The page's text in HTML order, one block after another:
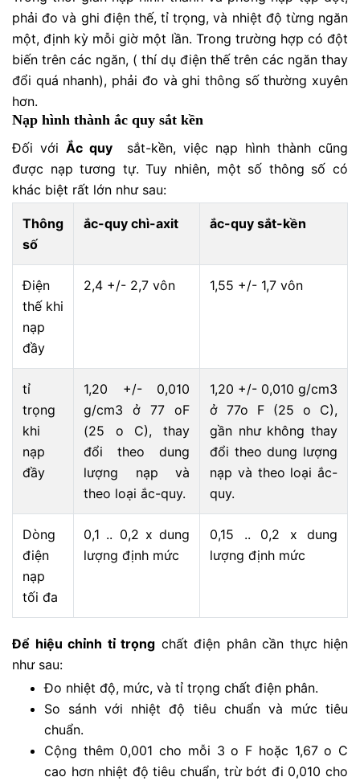
phải đo và ghi điện thế, tỉ trọng, và nhiệt độ từng ngăn
một, định kỳ mỗi giờ một lần. Trong trường hợp có đột
biến trên các ngăn, ( thí dụ điện thế trên các ngăn thay
đổi quá nhanh), phải đo và ghi thông số thường xuyên
hơn.
Nạp hình thành ắc quy sắt kền
Đối với Ắc quy
sắt-kền, việc nạp hình thành cũng
được nạp tương tự. Tuy nhiên, một số thông số có
khác biệt rất lớn như sau:
Thông
số
ắc-quy chì-axit ắc-quy sắt-kền
Điện
thế khi
nạp
đầy
2,4 +/- 2,7 vôn 1,55 +/- 1,7 vôn
tỉ
trọng
khi
nạp
đầy
1,20 +/- 0,010
g/cm3 ở 77 oF
(25 o C), thay
đổi theo dung
lượng nạp và
theo loại ắc-quy.
1,20 +/- 0,010 g/cm3
ở 77o F (25 o C),
gần như không thay
đổi theo dung lượng
nạp và theo loại ắc-
quy.
Dòng
điện
nạp
tối đa
0,1 .. 0,2 x dung
lượng định mức
0,15 .. 0,2 x dung
lượng định mức
Để hiệu chỉnh tỉ trọng chất điện phân cần thực hiện
như sau:
Đo nhiệt độ, mức, và tỉ trọng chất điện phân.
So sánh với nhiệt độ tiêu chuẩn và mức tiêu
chuẩn.
Cộng thêm 0,001 cho mỗi 3 o F hoặc 1,67 o C
cao hơn nhiệt độ tiêu chuẩn, trừ bớt đi 0,010 cho